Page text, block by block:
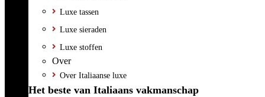
Luxe tassen
Luxe sieraden
Luxe stoffen
Over
Over Italiaanse luxe
Het beste van Italiaans vakmanschap